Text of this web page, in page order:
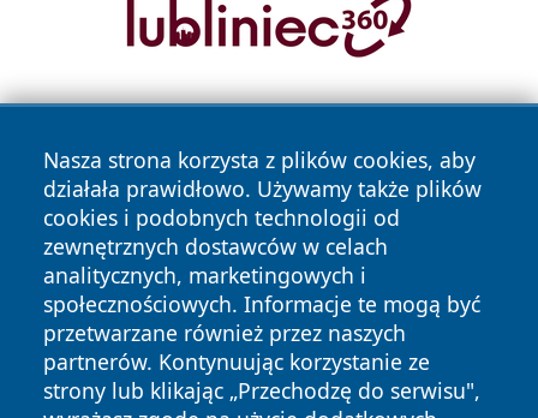
Nasza strona korzysta z plików cookies, aby
działała prawidłowo. Używamy także plików
cookies i podobnych technologii od
zewnętrznych dostawców w celach
analitycznych, marketingowych i
społecznościowych. Informacje te mogą być
przetwarzane również przez naszych
partnerów. Kontynuując korzystanie ze
strony lub klikając „Przechodzę do serwisu",
Copyright © 2026 olkuszonline.pl Wszystkie prawa
zastrzeżone.
News Autorzy
Polityka
Prywatności
Polityka
Cookies